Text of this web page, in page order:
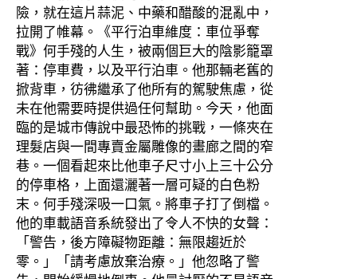
險，就在這片蒜泥、中藥和醋酸的混亂中，
拉開了帷幕。《平行泊車維度：車位爭奪
戰》何手殘的人生，被兩個巨大的陰影籠罩
著：停車費，以及平行泊車。他那輛老舊的
掀背車，彷彿繼承了他所有的駕駛焦慮，從
未在他需要時提供過任何幫助。今天，他面
臨的是城市傳說中最恐怖的挑戰，一條夾在
理髮店與一間專賣金屬雕像的畫廊之間的窄
巷。一個看起來比他車子尺寸小上三十公分
的停車格，上面還灑著一層可疑的白色粉
末。何手殘深吸一口氣。將車子打了倒檔。
他的車載語音系統發出了令人不快的女聲：
「警告，後方障礙物距離：無限趨近於
零。」「請考慮放棄治療。」他忽略了警